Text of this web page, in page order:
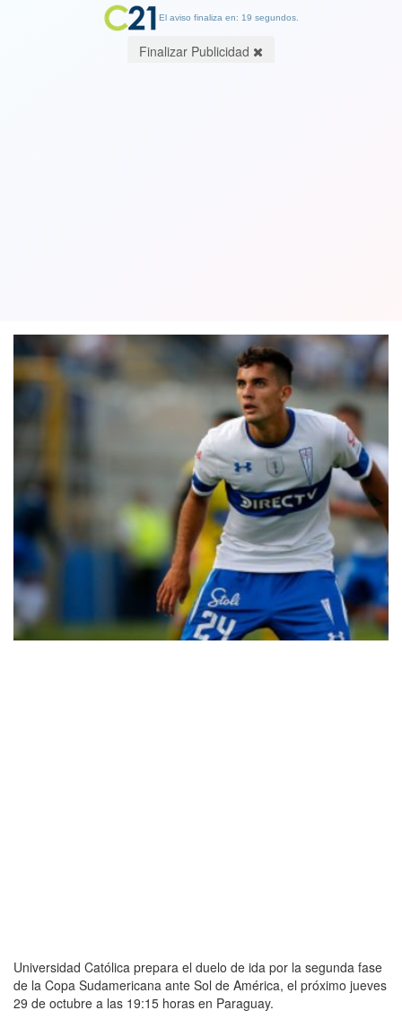
Universidad Católica prepara el duelo de ida por la segunda fase
de la Copa Sudamericana ante Sol de América, el próximo jueves
29 de octubre a las 19:15 horas en Paraguay.
El aviso finaliza en: 19 segundos.
Finalizar Publicidad